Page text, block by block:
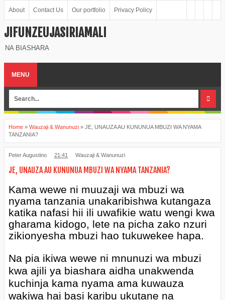
About Contact Us Our portfolio Privacy Policy
JIFUNZEUJASIRIAMALI
NA BIASHARA
MENU
Home » Wauzaji & Wanunuzi » JE, UNAUZA AU KUNUNUA MBUZI WA NYAMA
TANZANIA?
Peter Augustino 21:41 Wauzaji & Wanunuzi
JE, UNAUZA AU KUNUNUA MBUZI WA NYAMA TANZANIA?
Kama wewe ni muuzaji wa mbuzi wa
nyama tanzania unakaribishwa kutangaza
katika nafasi hii ili uwafikie watu wengi kwa
gharama kidogo, lete na picha zako nzuri
zikionyesha mbuzi hao tukuwekee hapa.
Na pia ikiwa wewe ni mnunuzi wa mbuzi
kwa ajili ya biashara aidha unakwenda
kuchinja kama nyama ama kuwauza
wakiwa hai basi karibu ukutane na